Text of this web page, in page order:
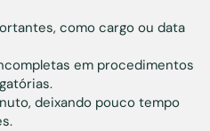
como cargo ou data
em procedimentos
deixando pouco tempo